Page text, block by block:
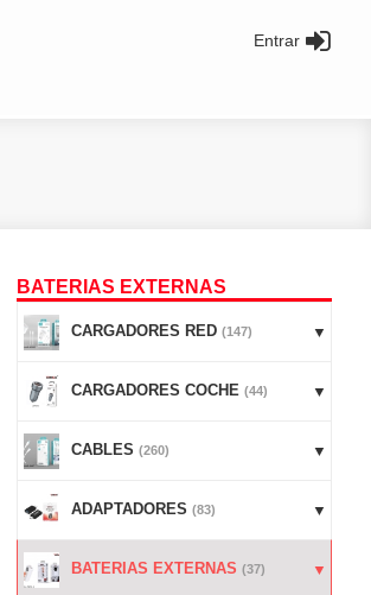
Entrar
BATERIAS EXTERNAS
CARGADORES RED (147)
CARGADORES COCHE (44)
CABLES (260)
ADAPTADORES (83)
BATERIAS EXTERNAS (37)